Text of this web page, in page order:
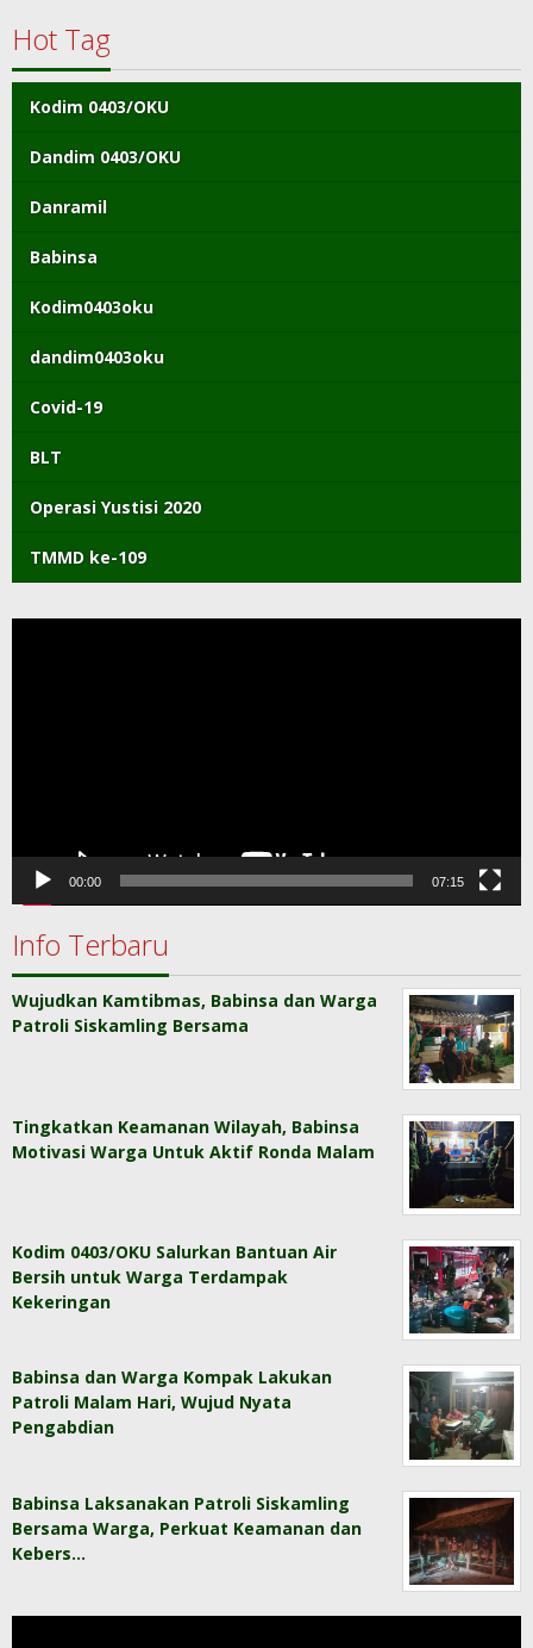
Hot Tag
Kodim 0403/OKU
Dandim 0403/OKU
Danramil
Babinsa
Kodim0403oku
dandim0403oku
Covid-19
BLT
Operasi Yustisi 2020
TMMD ke-109
00:00 07:15
Info Terbaru
Wujudkan Kamtibmas, Babinsa dan Warga
Patroli Siskamling Bersama
Tingkatkan Keamanan Wilayah, Babinsa
Motivasi Warga Untuk Aktif Ronda Malam
Kodim 0403/OKU Salurkan Bantuan Air
Bersih untuk Warga Terdampak
Kekeringan
Babinsa dan Warga Kompak Lakukan
Patroli Malam Hari, Wujud Nyata
Pengabdian
Babinsa Laksanakan Patroli Siskamling
Bersama Warga, Perkuat Keamanan dan
Kebers…